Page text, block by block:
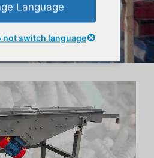
Language
not switch language